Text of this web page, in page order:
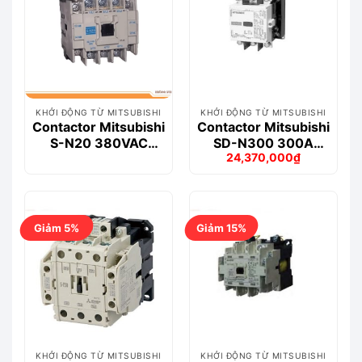
KHỞI ĐỘNG TỪ MITSUBISHI
Contactor Mitsubishi
S-N20 380VAC
KHỞI ĐỘNG TỪ MITSUBISHI
Contactor Mitsubishi
SD-N300 300A
2NO+2NC 24V
Giá
24,370,000₫
Giá
Giảm 5%
KHỞI ĐỘNG TỪ MITSUBISHI
Giảm 15%
KHỞI ĐỘNG TỪ MITSUBISHI